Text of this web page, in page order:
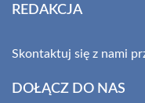
REDAKCJA
Skontaktuj się z nami
DOŁĄCZ DO NAS